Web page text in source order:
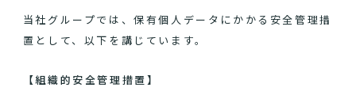
当社グループでは、保有個人データにかかる安全管理措
置として、以下を講じています。
【組織的安全管理措置】